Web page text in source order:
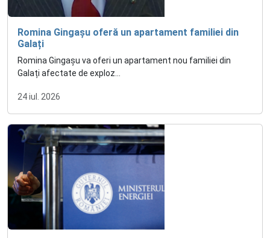
Romina Gingașu oferă un apartament familiei din
Galați
Romina Gingașu va oferi un apartament nou familiei din
Galați afectate de exploz...
24 iul. 2026